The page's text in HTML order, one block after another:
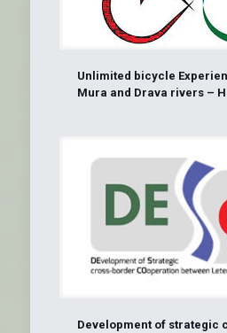
Unlimited bicycle
Mura and Drava rivers –
Development of strategic